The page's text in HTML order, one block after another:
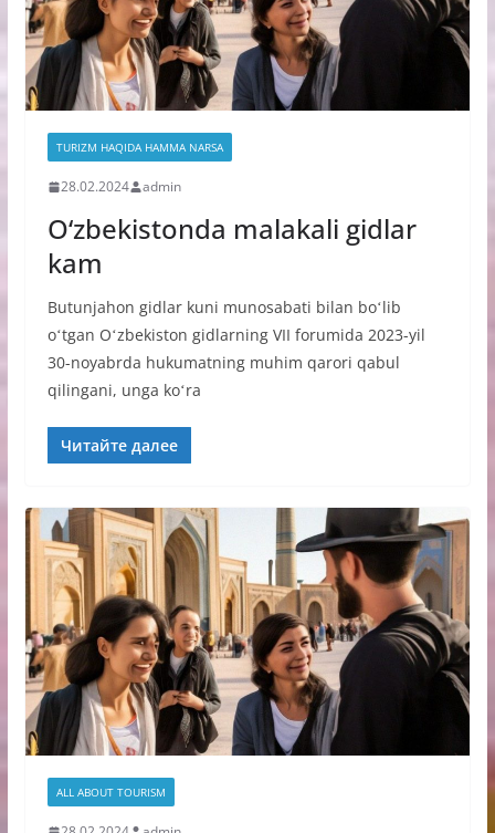
TURIZM HAQIDA HAMMA NARSA
28.02.2024 admin
O‘zbekistonda malakali gidlar
kam
Butunjahon gidlar kuni munosabati bilan boʻlib
oʻtgan Oʻzbekiston gidlarning VII forumida 2023-yil
30-noyabrda hukumatning muhim qarori qabul
qilingani, unga koʻra
Читайте далее
ALL ABOUT TOURISM